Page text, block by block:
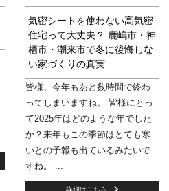
気密シートを使わない高気密
住宅って大丈夫？ 鹿嶋市・神
栖市・潮来市で冬に後悔しな
い家づくりの真実
皆様、今年もあと数時間で終わ
ってしまいますね。 皆様にとっ
て2025年はどのような年でした
か？来年もこの季節はとても寒
いとの予報も出ているみたいで
すね。 ...
詳細はこちら